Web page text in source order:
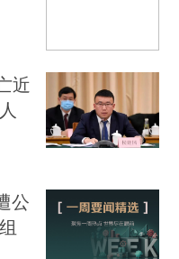
力，国内对结构性
力度也越来越强，
利能力和健康安全财
而出。长期来看，
场结构化改革持续推
、提高市场效率，推
月度报告(2019年7
近
公